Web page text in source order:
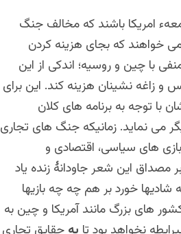
امریکا باشند که مخالف جنگ
خواهند که بجای هزینه کردن
با چین و روسیه؛ اندکی از این
و زاغه نشینان هزینه کند. این برای
با توجه به برنامه های کلان
می نماید. زمانیکه جنگ های تجاری
های سیاسی، اقتصادی و
مصداق این شعر جاودانۀ زنده یاد
شاديها خورد بر هم چه چه بازيها
های بزرگ مانند آمریکا و چین به